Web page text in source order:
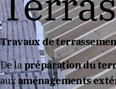
Travaux de
De lapréparation du
auxaménagements